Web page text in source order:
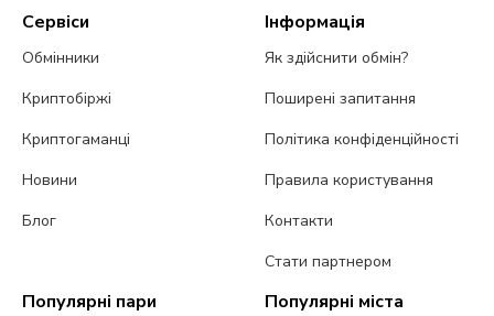
Сервіси
Обмінники
Криптобіржі
Криптогаманці
Новини
Блог
Інформація
Як здійснити обмін?
Поширені запитання
Політика конфіденційності
Правила користування
Контакти
Стати партнером
Популярні пари Популярні міста